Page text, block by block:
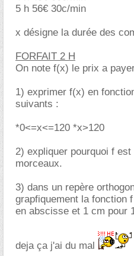
5 h 56€ 30c/min
x désigne la durée des
FORFAIT 2 H
On note f(x) le prix a
1) exprimer f(x) en
suivants :
*0<=x<=120 *x>120
2) expliquer pourquoi f
morceaux.
3) dans un repère
grapfiquement la fonction
en abscisse et 1 cm pour
deja ça j'ai du mal